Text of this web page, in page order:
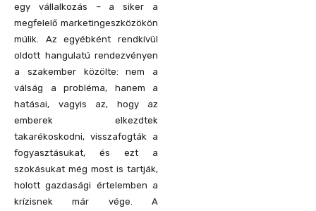
egy vállalkozás – a siker a
megfelelő marketingeszközökön
múlik. Az egyébként rendkívül
oldott hangulatú rendezvényen
a szakember közölte: nem a
válság a probléma, hanem a
hatásai, vagyis az, hogy az
emberek elkezdtek
takarékoskodni, visszafogták a
fogyasztásukat, és ezt a
szokásukat még most is tartják,
holott gazdasági értelemben a
krízisnek már vége. A